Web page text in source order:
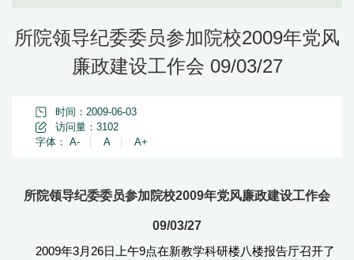
所院领导纪委委员参加院校2009年党风
廉政建设工作会 09/03/27
时间：2009-06-03
访问量： 3102
字体： A- A A+
所院领导纪委委员参加院校2009年党风廉政建设工作会
09/03/27
2009年3月26日上午9点在新教学科研楼八楼报告厅召开了